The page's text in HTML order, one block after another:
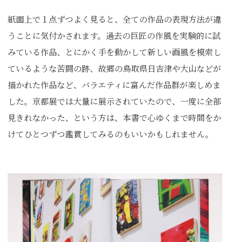
紙面上で１点ずつよく見ると、全ての作品の表現方法が違
うことに気付かされます。過去の巨匠の作風を実験的に試
みている作品、とにかく手を動かして新しい画風を模索し
ているような苦闘の跡、故郷の鳥取県日吉津や大山などが
描かれた作品など、バラエティに富んだ作品群が楽しめま
した。京都展では大量に展示されていたので、一度に全部
見きれなかった、という方は、本書で心ゆくまで時間をか
けてひとつずつ鑑賞してみるのもいいかもしれません。